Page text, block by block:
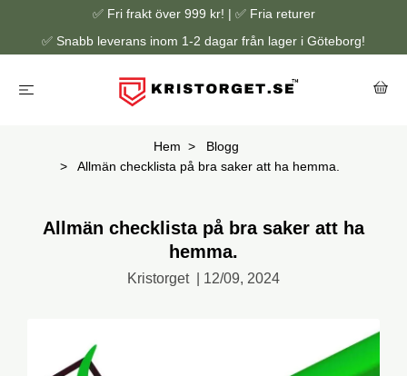
✅ Fri frakt över 999 kr! | ✅ Fria returer
✅ Snabb leverans inom 1-2 dagar från lager i Göteborg!
Hem
Blogg
Allmän checklista på bra saker att ha hemma.
Allmän checklista på bra saker att ha
hemma.
Kristorget 12/09, 2024